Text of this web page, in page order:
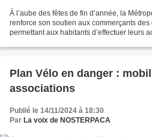
À l’aube des fêtes de fin d’année, la
renforce son soutien aux commerçants
permettant aux habitants d’effectuer leurs
Plan Vélo en danger :
associations
Publié le 14/11/2024 à 18:30
Par La voix de NOSTERPACA